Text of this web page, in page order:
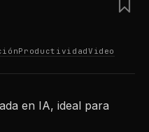
ProductividadVideo
en IA, ideal para